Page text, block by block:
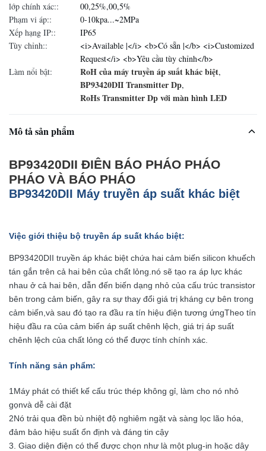
lớp chính xác::
00,25%,00,5%
Phạm vi áp::
0-10kpa...~2MPa
Xếp hạng IP::
IP65
Tùy chỉnh::
<i>Available |</i> <b>Có sẵn |</b> <i>Customized
Request</i> <b>Yêu cầu tùy chỉnh</b>
Làm nổi bật:
RoH của máy truyền áp suất khác biệt,
BP93420DII Transmitter Dp,
RoHs Transmitter Dp với màn hình LED
Mô tả sản phẩm
BP93420DII ĐIÊN BÁO PHÁO PHÁO
PHÁO VÀ BÁO PHÁO
BP93420DII Máy truyền áp suất khác biệt
Việc giới thiệu bộ truyền áp suất khác biệt:
BP93420DII truyền áp khác biệt chứa hai cảm biến silicon khuếch
tán gắn trên cả hai bên của chất lỏng.nó sẽ tạo ra áp lực khác
nhau ở cả hai bên, dẫn đến biến dạng nhỏ của cấu trúc transistor
bên trong cảm biến, gây ra sự thay đổi giá trị kháng cự bên trong
cảm biến,và sau đó tạo ra đầu ra tín hiệu điện tương ứngTheo tín
hiệu đầu ra của cảm biến áp suất chênh lệch, giá trị áp suất
chênh lệch của chất lỏng có thể được tính chính xác.
Tính năng sản phẩm:
1Máy phát có thiết kế cấu trúc thép không gỉ, làm cho nó nhỏ
gọnvà dễ cài đặt
2Nó trải qua đền bù nhiệt độ nghiêm ngặt và sàng lọc lão hóa,
đảm bảo hiệu suất ổn định và đáng tin cậy
3. Giao diện điện có thể được chọn như là một plug-in hoặc dây